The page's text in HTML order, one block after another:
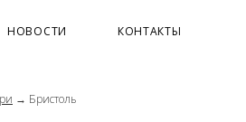
НОВОСТИ КОНТАКТЫ
→ Бристоль